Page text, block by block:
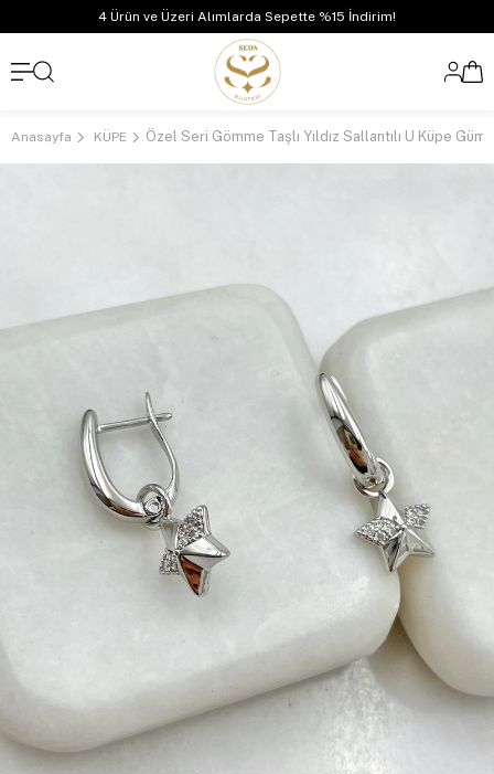
4 Ürün ve Üzeri Alımlarda Sepette %15 İndirim!
Anasayfa KÜPE Özel Seri Gömme Taşlı Yıldız Sallantılı U Küpe